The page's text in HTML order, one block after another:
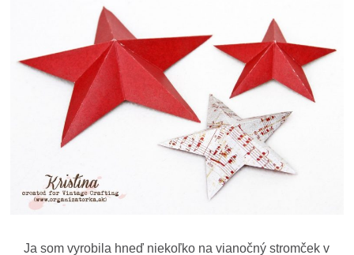
Ja som vyrobila hneď niekoľko na vianočný stromček v